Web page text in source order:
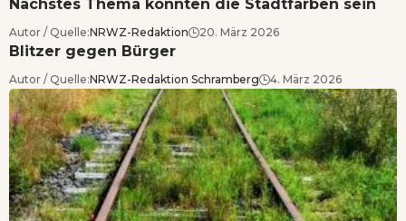
Nächstes Thema könnten die Stadtfarben sein
Autor / Quelle:NRWZ-Redaktion 20. März 2026
Blitzer gegen Bürger
Autor / Quelle:NRWZ-Redaktion Schramberg 4. März 2026